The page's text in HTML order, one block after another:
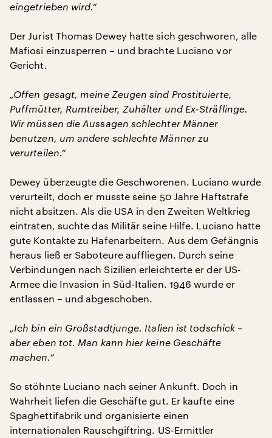
eingetrieben wird.“
Der Jurist Thomas Dewey hatte sich geschworen, alle
Mafiosi einzusperren – und brachte Luciano vor
Gericht.
„Offen gesagt, meine Zeugen sind Prostituierte,
Puffmütter, Rumtreiber, Zuhälter und Ex-Sträflinge.
Wir müssen die Aussagen schlechter Männer
benutzen, um andere schlechte Männer zu
verurteilen.“
Dewey überzeugte die Geschworenen. Luciano wurde
verurteilt, doch er musste seine 50 Jahre Haftstrafe
nicht absitzen. Als die USA in den Zweiten Weltkrieg
eintraten, suchte das Militär seine Hilfe. Luciano hatte
gute Kontakte zu Hafenarbeitern. Aus dem Gefängnis
heraus ließ er Saboteure auffliegen. Durch seine
Verbindungen nach Sizilien erleichterte er der US-
Armee die Invasion in Süd-Italien. 1946 wurde er
entlassen – und abgeschoben.
„Ich bin ein Großstadtjunge. Italien ist todschick –
aber eben tot. Man kann hier keine Geschäfte
machen.“
So stöhnte Luciano nach seiner Ankunft. Doch in
Wahrheit liefen die Geschäfte gut. Er kaufte eine
Spaghettifabrik und organisierte einen
internationalen Rauschgiftring. US-Ermittler